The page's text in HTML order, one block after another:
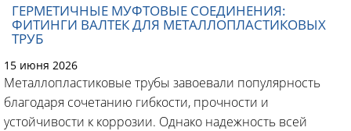
ГЕРМЕТИЧНЫЕ МУФТОВЫЕ СОЕДИНЕНИЯ:
ФИТИНГИ ВАЛТЕК ДЛЯ МЕТАЛЛОПЛАСТИКОВЫХ
ТРУБ
15 июня 2026
Металлопластиковые трубы завоевали популярность
благодаря сочетанию гибкости, прочности и
устойчивости к коррозии. Однако надежность всей